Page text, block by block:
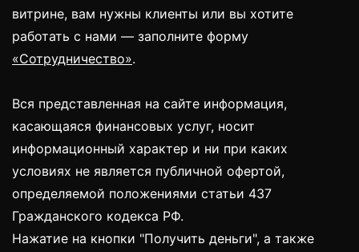
витрине, вам нужны клиенты или вы хотите
работать с нами — заполните форму
«Сотрудничество».
Вся представленная на сайте информация,
касающаяся финансовых услуг, носит
информационный характер и ни при каких
условиях не является публичной офертой,
определяемой положениями статьи 437
Гражданского кодекса РФ.
Нажатие на кнопки "Получить деньги", а также